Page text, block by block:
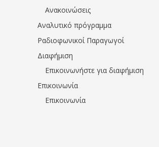
Ανακοινώσεις
Αναλυτικό πρόγραμμα
Ραδιοφωνικοί Παραγωγοί
Διαφήμιση
Επικοινωνήστε για διαφήμιση
Επικοινωνία
Επικοινωνία